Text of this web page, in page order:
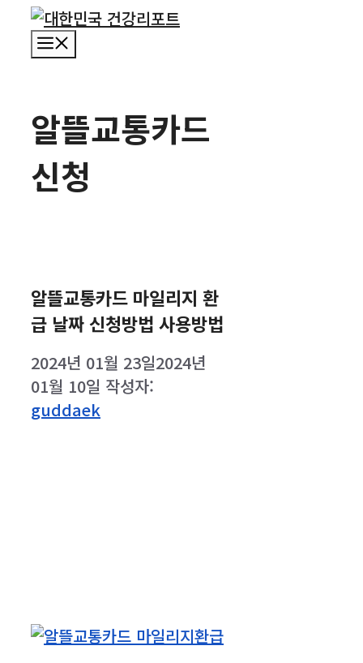
알뜰교통카드
신청
알뜰교통카드 마일리지 환
급 날짜 신청방법 사용방법
2024년 01월 23일2024년
01월 10일 작성자:
guddaek